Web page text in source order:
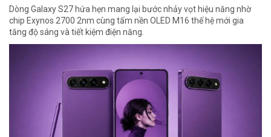
Dòng Galaxy S27 hứa hẹn mang lại bước nhảy vọt hiệu năng nhờ
chip Exynos 2700 2nm cùng tấm nền OLED M16 thế hệ mới gia
tăng độ sáng và tiết kiệm điện năng.